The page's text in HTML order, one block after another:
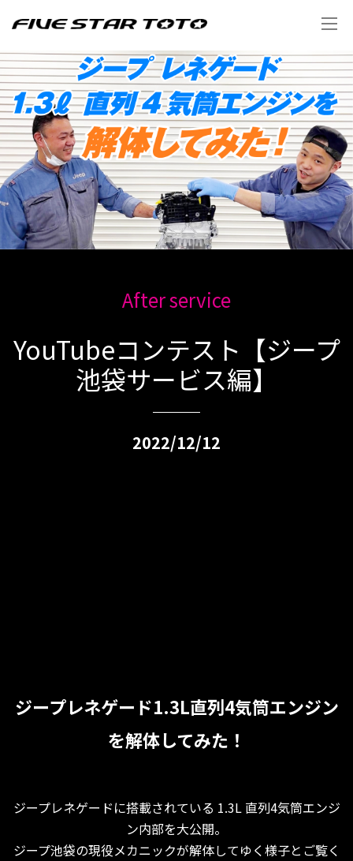
After service
YouTubeコンテスト【ジープ
池袋サービス編】
2022/12/12
ジープレネゲード1.3L直列4気筒エンジン
を解体してみた！
ジープレネゲードに搭載されている 1.3L 直列4気筒エンジ
ン内部を大公開。
ジープ池袋の現役メカニックが解体してゆく様子とご覧く